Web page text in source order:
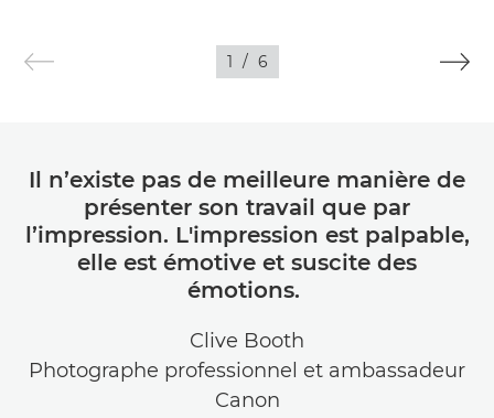
1 / 6
Il n’existe pas de meilleure manière de
présenter son travail que par
l’impression. L'impression est palpable,
elle est émotive et suscite des
émotions.
Clive Booth
Photographe professionnel et ambassadeur
Canon